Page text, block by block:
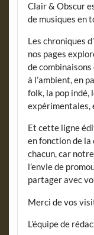
Clair & Obscur
de musiques en
Les chroniques
nos pages
de
à l’ambient, en
folk, la pop indé,
expérimentales,
Et cette ligne
en fonction de
chacun, car
l’envie de
partager avec
Merci de vos
L’équipe de